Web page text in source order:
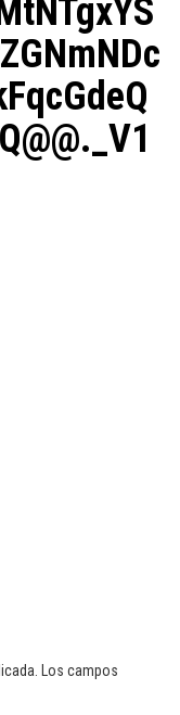
Los campos